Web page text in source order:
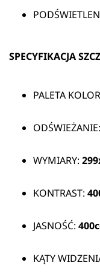
SPECYFIKACJA
PALETA
ODŚWIEŻANIE:
WYMIARY:
KONTRAST:
JASNOŚĆ:
KĄTY